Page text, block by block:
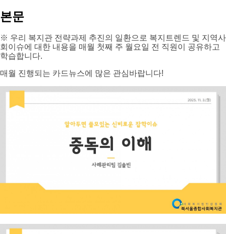
본문
※ 우리 복지관 전략과제 추진의 일환으로 복지트렌드 및 지역사
회이슈에 대한 내용을 매월 첫째 주 월요일 전 직원이 공유하고
학습합니다.
매월 진행되는 카드뉴스에 많은 관심바랍니다!